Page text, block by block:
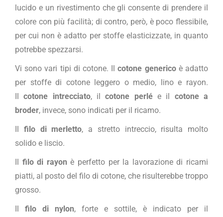
lucido e un rivestimento che gli consente di prendere il
colore con più facilità; di contro, però, è poco flessibile,
per cui non è adatto per stoffe elasticizzate, in quanto
potrebbe spezzarsi.
Vi sono vari tipi di cotone. Ilcotone genericoè adatto
per stoffe di cotone leggero o medio, lino e rayon.
Ilcotone intrecciato, ilcotone perlée il cotone a
broder, invece, sono indicati per il ricamo.
Il filo di merletto, a stretto intreccio, risulta molto
solido e liscio.
Il filo di rayon è perfetto per la lavorazione di ricami
piatti, al posto del filo di cotone, che risulterebbe troppo
grosso.
Il filo di nylon, forte e sottile, è indicato per il